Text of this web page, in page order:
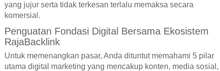
yang jujur serta tidak terkesan terlalu memaksa secara
komersial.
Penguatan Fondasi Digital Bersama Ekosistem
RajaBacklink
Untuk memenangkan pasar, Anda dituntut memahami 5 pilar
utama digital marketing yang mencakup konten, media sosial,